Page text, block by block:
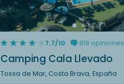
7.7/10 819 opiniones
Camping Cala Llevado
Tossa de Mar, Costa Brava, España